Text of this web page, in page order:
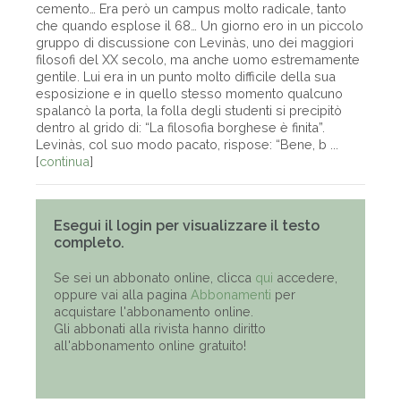
cemento… Era però un campus molto radicale, tanto
che quando esplose il 68… Un giorno ero in un piccolo
gruppo di discussione con Levinàs, uno dei maggiori
filosofi del XX secolo, ma anche uomo estremamente
gentile. Lui era in un punto molto difficile della sua
esposizione e in quello stesso momento qualcuno
spalancò la porta, la folla degli studenti si precipitò
dentro al grido di: “La filosofia borghese è finita”.
Levinàs, col suo modo pacato, rispose: “Bene, b ...
[continua]
Esegui il login per visualizzare il testo
completo.
Se sei un abbonato online, clicca qui accedere,
oppure vai alla pagina Abbonamenti per
acquistare l'abbonamento online.
Gli abbonati alla rivista hanno diritto
all'abbonamento online gratuito!